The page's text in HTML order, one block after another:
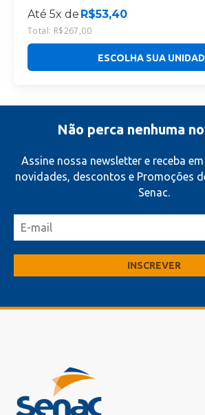
Até 5x de R$53,40
Total: R$267,00
ESCOLHA SUA
Não perca nenhuma
Assine nossa newsletter e receba
novidades, descontos e Promoções
Senac.